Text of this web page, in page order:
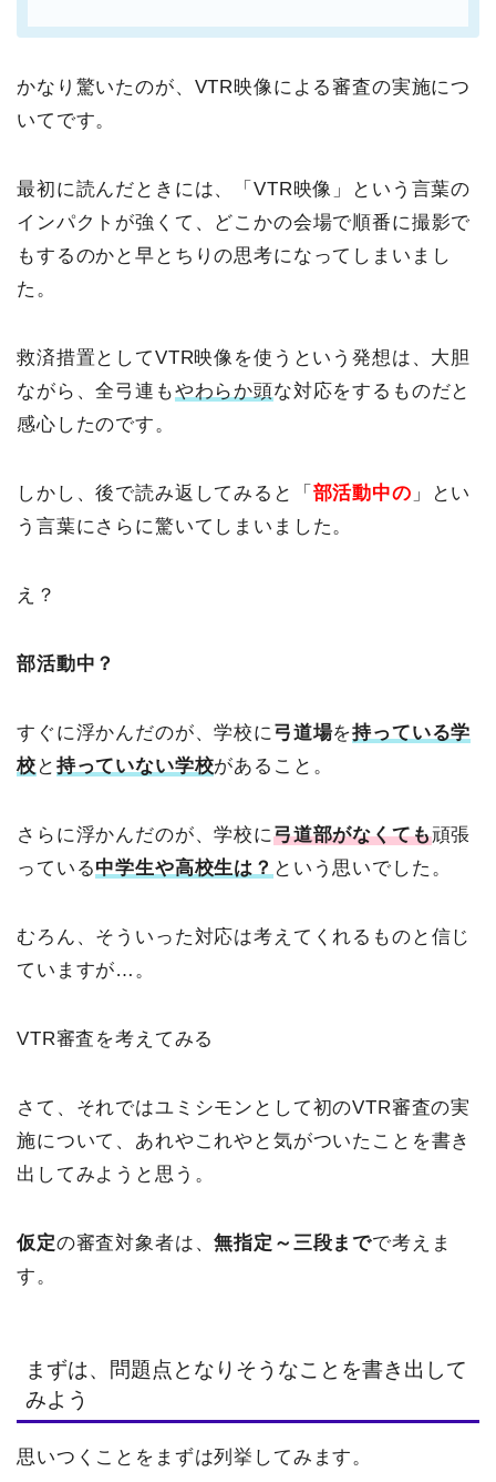
かなり驚いたのが、VTR映像による審査の実施につ
いてです。
最初に読んだときには、「VTR映像」という言葉の
インパクトが強くて、どこかの会場で順番に撮影で
もするのかと早とちりの思考になってしまいまし
た。
救済措置としてVTR映像を使うという発想は、大胆
ながら、全弓連もやわらか頭な対応をするものだと
感心したのです。
しかし、後で読み返してみると「 部活動中の 」とい
う言葉にさらに驚いてしまいました。
え？
部活動中？
すぐに浮かんだのが、学校に弓道場を持っている学
校 と 持っていない学校があること。
さらに浮かんだのが、学校に弓道部がなくても頑張
っている中学生や高校生は？ という思いでした。
むろん、そういった対応は考えてくれるものと信じ
ていますが…。
VTR審査を考えてみる
さて、それではユミシモンとして初のVTR審査の実
施について、あれやこれやと気がついたことを書き
出してみようと思う。
仮定の審査対象者は、無指定～三段までで考えま
す。
まずは、問題点となりそうなことを書き出して
みよう
思いつくことをまずは列挙してみます。